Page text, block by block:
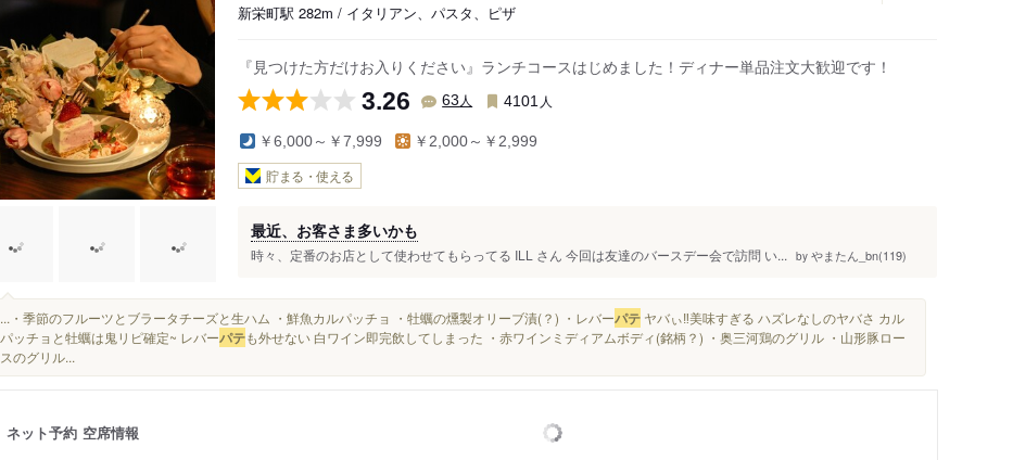
新栄町駅 282m / イタリアン、パスタ、ピザ
『見つけた方だけお入りください』ランチコースはじめました！ディナー単品注文大歓迎です！
3.26 63 人 4101 人
￥6,000～￥7,999 ￥2,000～￥2,999
貯まる・使える
最近、お客さま多いかも
時々、定番のお店として使わせてもらってる ILL さん 今回は友達のバースデー会で訪問 い... by やまたん_bn(119)
...・季節のフルーツとブラータチーズと生ハム ・鮮魚カルパッチョ ・牡蠣の燻製オリーブ漬(？) ・レバーパテ ヤバぃ‼️美味すぎる ハズレなしのヤバさ カル
パッチョと牡蠣は鬼リピ確定~ レバーパテも外せない 白ワイン即完飲してしまった ・赤ワインミディアムボディ(銘柄？) ・奥三河鶏のグリル ・山形豚ロー
スのグリル...
ネット予約 空席情報